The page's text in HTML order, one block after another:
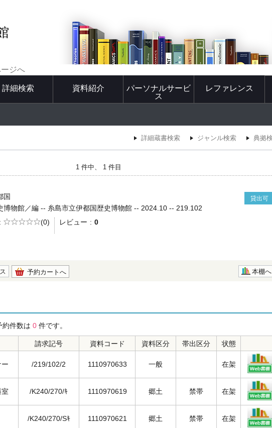
ジへ
詳細検索 資料紹介
パーソナルサービ
ス
レファレンス
詳細蔵書検索 ジャンル検索 典拠
1 件中、 1 件目
国 貸出可
博物館／編 -- 糸島市立伊都国歴史博物館 -- 2024.10 -- 219.102
5段階評価
(0) レビュー 0
予約カートへ 本棚へ
約件数は 0 件です。
請求記号 資料コード 資料区分 帯出区分 状態
/219/102/2 1110970633 一般 在架
/K240/270/ｷ 1110970619 郷土 禁帯 在架
/K240/270/Sｷ 1110970621 郷土 禁帯 在架